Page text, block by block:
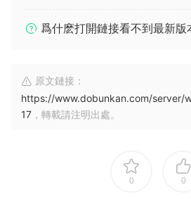
爲什麽打開鏈接看不到最新版
原文鏈接：
https://www.dobunkan.com/server/
17 ，轉載請注明出處。
0 0